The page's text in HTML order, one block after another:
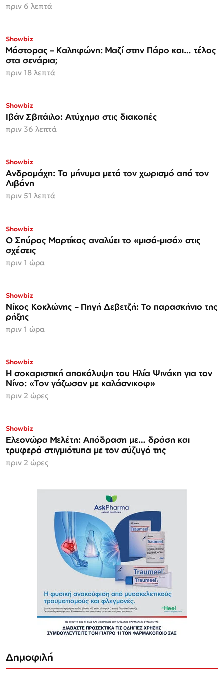
πριν 6 λεπτά
Showbiz
Μάστορας – Καληφώνη: Μαζί στην Πάρο και… τέλος
στα σενάρια;
πριν 18 λεπτά
Showbiz
Ιβάν Σβιτάιλο: Ατύχημα στις διακοπές
πριν 36 λεπτά
Showbiz
Ανδρομάχη: Το μήνυμα μετά τον χωρισμό από τον
Λιβάνη
πριν 51 λεπτά
Showbiz
Ο Σπύρος Μαρτίκας αναλύει το «μισά-μισά» στις
σχέσεις
πριν 1 ώρα
Showbiz
Νίκος Κοκλώνης – Πηγή Δεβετζή: Το παρασκήνιο της
ρήξης
πριν 1 ώρα
Showbiz
Η σοκαριστική αποκάλυψη του Ηλία Ψινάκη για τον
Νίνο: «Τον γάζωσαν με καλάσνικοφ»
πριν 2 ώρες
Showbiz
Ελεονώρα Μελέτη: Απόδραση με… δράση και
τρυφερά στιγμιότυπα με τον σύζυγό της
πριν 2 ώρες
Δημοφιλή